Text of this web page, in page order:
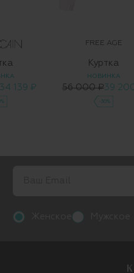
34 139 ₽
FREE AGE
Куртка
НОВИНКА
56 000 ₽39
-30%